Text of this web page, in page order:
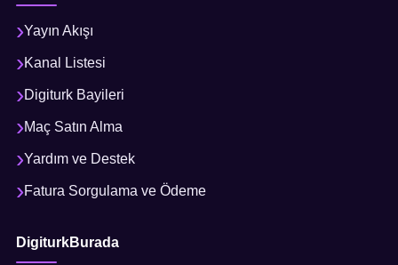
Yayın Akışı
Kanal Listesi
Digiturk Bayileri
Maç Satın Alma
Yardım ve Destek
Fatura Sorgulama ve Ödeme
DigiturkBurada